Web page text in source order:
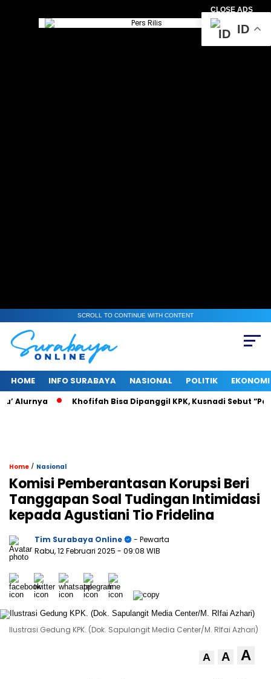
CLOSE ADS
SCROLL TO CONTINUE WITH CONTENT
HOME INFO SURABAYA NASIONAL POLITIK EKONOMI
Khofifah Bisa Dipanggil KPK, Kusnadi Sebut “Pasti
Home / Nasional
Komisi Pemberantasan Korupsi Beri
Tanggapan Soal Tudingan Intimidasi
kepada Agustiani Tio Fridelina
Tim Surabaya Online
- Pewarta
Rabu, 12 Februari 2025 - 09:08 WIB
Ilustrasi Gedung KPK. (Dok. Sapulangit Media Center/M. RIfai Azhari)
A A A
ID